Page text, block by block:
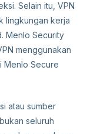
Selain itu, VPN
lingkungan kerja
Menlo Security
menggunakan
Menlo Secure
atau sumber
seluruh